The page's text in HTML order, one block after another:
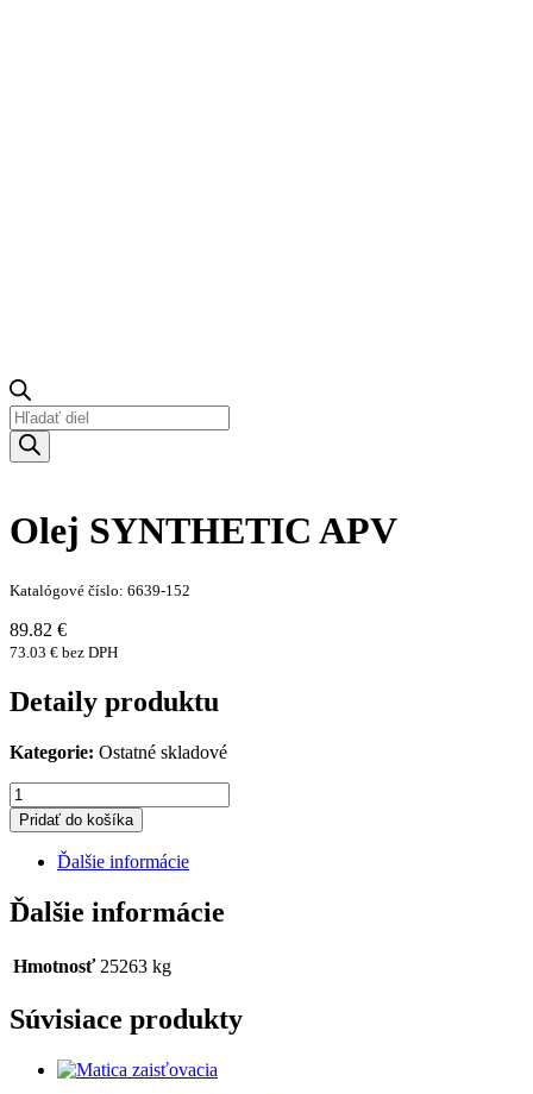
Products
search
Olej SYNTHETIC APV
Katalógové číslo: 6639-152
89.82 €
73.03 € bez DPH
Detaily produktu
Kategorie: Ostatné skladové
množstvo
Olej
SYNTHETIC
APV
Pridať do košíka
Ďalšie informácie
Ďalšie informácie
Hmotnosť 25263 kg
Súvisiace produkty